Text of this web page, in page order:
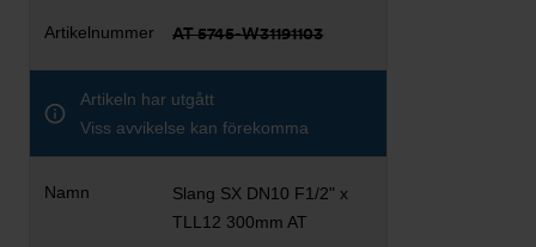
AT 5745-W31191103
Artikeln har utgått
Viss avvikelse kan förekomma
Slang SX DN10 F1/2" x
TLL12 300mm AT